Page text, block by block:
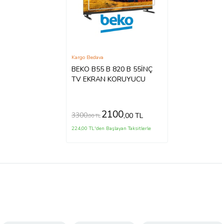
BEKO B55 B 820 B 55İNÇ
TV EKRAN KORUYUCU
Kargo Bedava
3300,00 TL 2100,00 TL
224,00 TL'den Başlayan Taksitlerle